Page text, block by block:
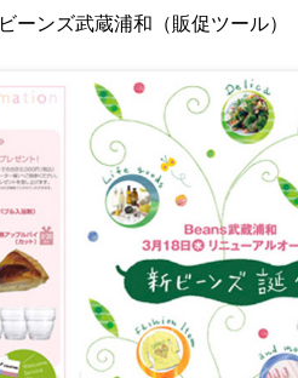
ビーンズ武蔵浦和（販促ツール）